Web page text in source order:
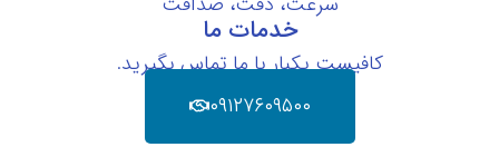
خدمات ما
کافیست یکبار با ما تماس بگیرید.
۰۹۱۲۷۶۰۹۵۰۰